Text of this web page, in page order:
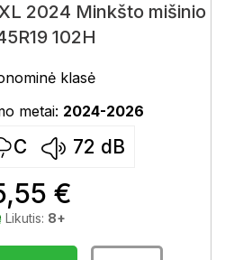
2024 Minkšto mišinio
102H
klasė
metai: 2024-2026
C 72 dB
€
Likutis: 8+